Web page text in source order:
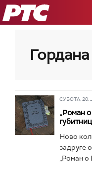
РТС
СУБОТА, 20.
„Роман
Ново
задруге
„Роман о